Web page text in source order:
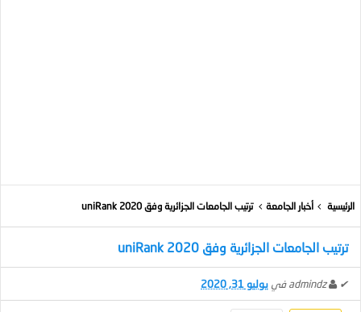
الرئيسية أخبار الجامعة ترتيب الجامعات الجزائرية وفق uniRank 2020
ترتيب الجامعات الجزائرية وفق uniRank 2020
✔
admindz في يوليو 31, 2020